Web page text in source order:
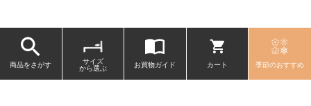
商品をさがす
サイズ
から選ぶ
お買物ガイド カート 季節のおすすめ